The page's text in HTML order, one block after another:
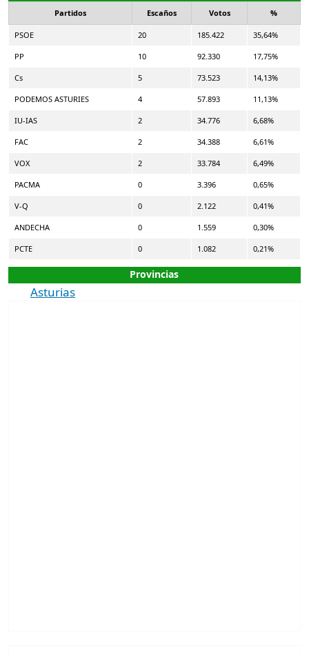
Partidos Escaños Votos %
PSOE 20 185.422 35,64%
PP 10 92.330 17,75%
Cs 5 73.523 14,13%
PODEMOS ASTURIES 4 57.893 11,13%
IU-IAS 2 34.776 6,68%
FAC 2 34.388 6,61%
VOX 2 33.784 6,49%
PACMA 0 3.396 0,65%
V-Q 0 2.122 0,41%
ANDECHA 0 1.559 0,30%
PCTE 0 1.082 0,21%
Provincias
Asturias